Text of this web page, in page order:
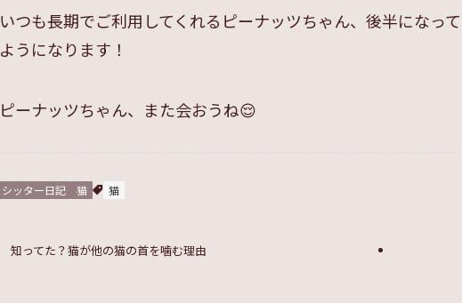
いつも長期でご利用してくれるピーナッツちゃん、後半になっ
ようになります！
ピーナッツちゃん、また会おうね😌
シッター日記 猫 猫
知ってた？猫が他の猫の首を噛む理由